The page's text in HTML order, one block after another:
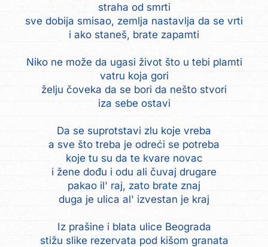
straha od smrti
sve dobija smisao, zemlja nastavlja da se vrti
i ako staneš, brate zapamti
Niko ne može da ugasi život što u tebi plamti
vatru koja gori
želju čoveka da se bori da nešto stvori
iza sebe ostavi
Da se suprotstavi zlu koje vreba
a sve što treba je odreći se potreba
koje tu su da te kvare novac
i žene dođu i odu ali čuvaj drugare
pakao il' raj, zato brate znaj
duga je ulica al' izvestan je kraj
Iz prašine i blata ulice Beograda
stižu slike rezervata pod kišom granata